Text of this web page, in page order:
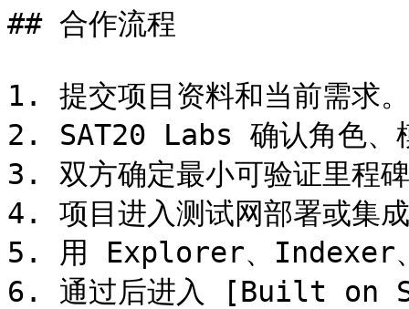
## 合作流程
1. 提交项目资料和当前需求。
2. SAT20 Labs 确认角色、
3. 双方确定最小可验证里程
4. 项目进入测试网部署或集
5. 用 Explorer、Indexer、
6. 通过后进入 [Built